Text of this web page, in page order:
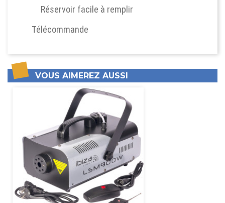
Réservoir facile à remplir
Télécommande
VOUS AIMEREZ AUSSI